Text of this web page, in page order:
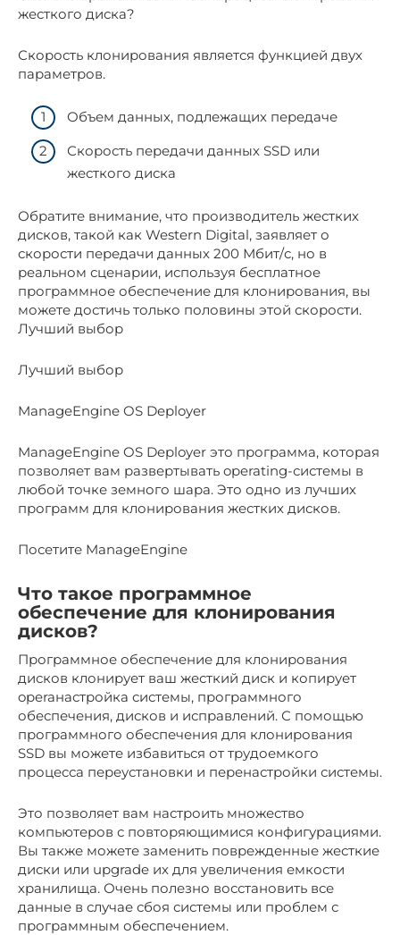
жесткого диска?
Скорость клонирования является функцией двух
параметров.
Объем данных, подлежащих передаче
Скорость передачи данных SSD или
жесткого диска
Обратите внимание, что производитель жестких
дисков, такой как Western Digital, заявляет о
скорости передачи данных 200 Мбит/с, но в
реальном сценарии, используя бесплатное
программное обеспечение для клонирования, вы
можете достичь только половины этой скорости.
Лучший выбор
Лучший выбор
ManageEngine OS Deployer
ManageEngine OS Deployer это программа, которая
позволяет вам развертывать operating-системы в
любой точке земного шара. Это одно из лучших
программ для клонирования жестких дисков.
Посетите ManageEngine
Что такое программное
обеспечение для клонирования
дисков?
Программное обеспечение для клонирования
дисков клонирует ваш жесткий диск и копирует
operaнастройка системы, программного
обеспечения, дисков и исправлений. С помощью
программного обеспечения для клонирования
SSD вы можете избавиться от трудоемкого
процесса переустановки и перенастройки системы.
Это позволяет вам настроить множество
компьютеров с повторяющимися конфигурациями.
Вы также можете заменить поврежденные жесткие
диски или upgrade их для увеличения емкости
хранилища. Очень полезно восстановить все
данные в случае сбоя системы или проблем с
программным обеспечением.